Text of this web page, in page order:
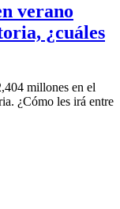
verano
¿cuáles
millones en el
¿Cómo les irá entre